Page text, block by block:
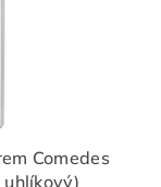
Comedes